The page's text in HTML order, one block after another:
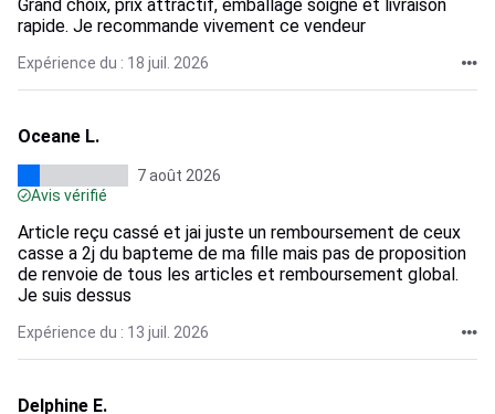
Grand choix, prix attractif, emballage soigné et livraison
rapide. Je recommande vivement ce vendeur
Expérience du : 18 juil. 2026
Oceane L.
7 août 2026
Avis vérifié
Article reçu cassé et jai juste un remboursement de ceux
casse a 2j du bapteme de ma fille mais pas de proposition
de renvoie de tous les articles et remboursement global.
Je suis dessus
Expérience du : 13 juil. 2026
Delphine E.